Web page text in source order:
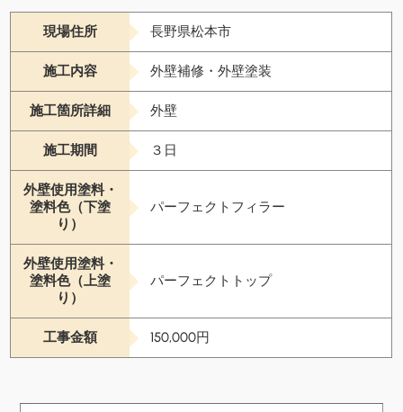
現場住所 長野県松本市
施工内容 外壁補修・外壁塗装
施工箇所詳細 外壁
施工期間 ３日
外壁使用塗料・
塗料色（下塗
り）
パーフェクトフィラー
外壁使用塗料・
塗料色（上塗
り）
パーフェクトトップ
工事金額 150,000円